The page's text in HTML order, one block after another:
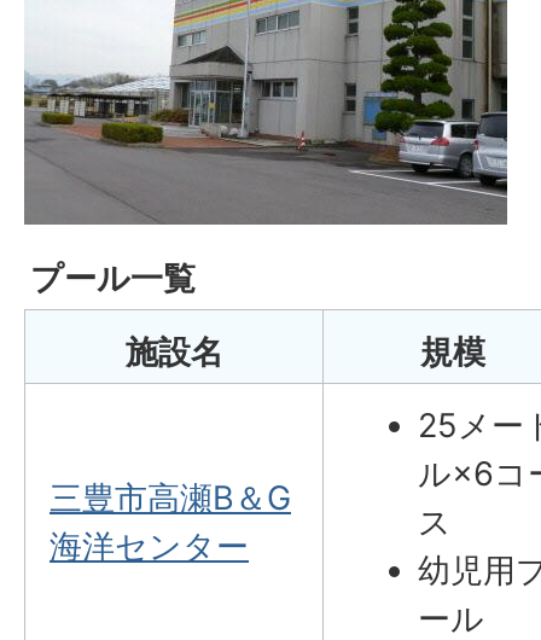
プール一覧
施設名
規模
三豊市高瀬B＆G
海洋センター
25メー
ル×6コ
ス
幼児用
ール